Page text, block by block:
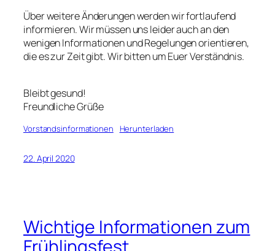
Über weitere Änderungen werden wir fortlaufend
informieren. Wir müssen uns leider auch an den
wenigen Informationen und Regelungen orientieren,
die es zur Zeit gibt. Wir bitten um Euer Verständnis.
Bleibt gesund!
Freundliche Grüße
Vorstandsinformationen Herunterladen
22. April 2020
Wichtige Informationen zum
Frühlingsfest